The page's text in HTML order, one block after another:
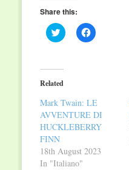
Share this:
Click
to
(Opens
in
new
Click
to
Related
Mark Twain: LE
AVVENTURE DI
HUCKLEBERRY
FINN
18th August 2023
In "Italiano"